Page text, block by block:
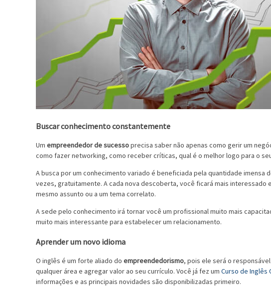
Buscar conhecimento constantemente
Um empreendedor de sucessoprecisa saber não apenas como gerir um
como fazer networking, como receber críticas, qual é o melhor logo para o
A busca por um conhecimento variado é beneficiada pela quantidade imensa
vezes, gratuitamente. A cada nova descoberta, você ficará mais interessado
mesmo assunto ou a um tema correlato.
A sede pelo conhecimento irá tornar você um profissional muito mais
muito mais interessante para estabelecer um relacionamento.
Aprender um novo idioma
O inglês é um forte aliado do empreendedorismo, pois ele será o
qualquer área e agregar valor ao seu currículo. Você já fez um Curso de Inglês
informações e as principais novidades são disponibilizadas primeiro.